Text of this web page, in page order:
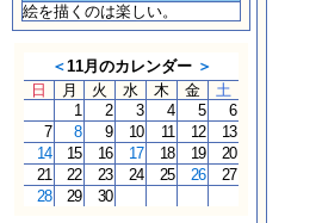
絵を描くのは楽しい。
＜11月のカレンダー ＞
日
月 火 水 木 金
土
1
2 3 4 5
6
7
8 9 10 11 12
13
14
15 16 17 18 19
20
21
22 23 24 25 26
27
28
29 30